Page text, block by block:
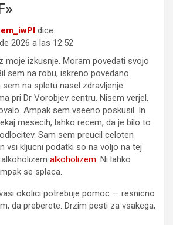
»
dice:
2026 a las 12:52
moje izkusnje. Moram povedati svojo
sem na robu, iskreno povedano.
sem na spletu nasel zdravljenje
pri Dr Vorobjev centru. Nisem verjel,
Ampak sem vseeno poskusil. In
mesecih, lahko recem, da je bilo to
Sam sem preucil celoten
vsi kljucni podatki so na voljo na tej
alkoholizem. Ni lahko
se splaca.
okolici potrebuje pomoc — resnicno
da preberete. Drzim pesti za vsakega,